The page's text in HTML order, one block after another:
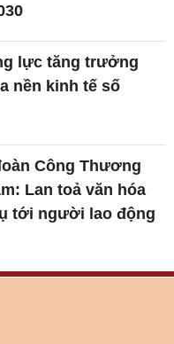
lực tăng trưởng
nền kinh tế số
Công Thương
Lan toả văn hóa
tới người lao động